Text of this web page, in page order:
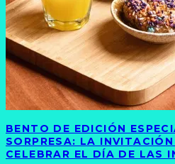
BENTO DE EDICIÓN
SORPRESA: LA
CELEBRAR EL DÍA DE LAS